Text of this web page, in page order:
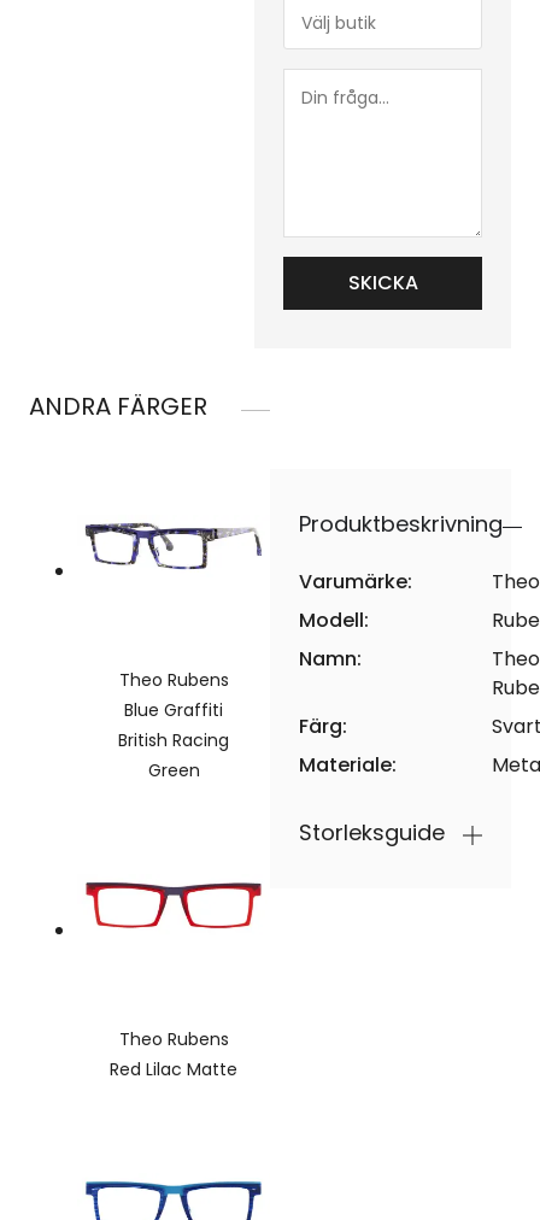
(Obligatoriskt)
fråga...
ANDRA FÄRGER
Theo Rubens
Blue Graffiti
British Racing
Green
Theo Rubens
Red Lilac Matte
Produktbeskrivning
Varumärke:
Theo
Modell:
Namn:
Theo
Färg:
Materiale:
Storleksguide